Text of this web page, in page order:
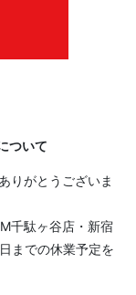
ついて
りがとうございま
千駄ヶ谷店・新宿
までの休業予定を